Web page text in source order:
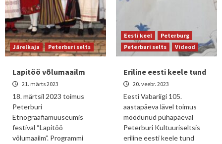
Järelkaja Peterburi selts
Lapitöö võlumaailm
21. märts 2023
18. märtsil 2023 toimus
Peterburi
Etnograafiamuuseumis
festival “Lapitöö
võlumaailm”. Programmi
Eesti keel
Peterburg
Peterburi selts
Videod
Eriline eesti keele tund
20. veebr. 2023
Eesti Vabariigi 105.
aastapäeva lävel toimus
möödunud pühapäeval
Peterburi Kultuuriseltsis
eriline eesti keele tund